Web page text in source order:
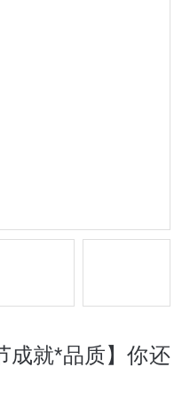
成就*品质】你还